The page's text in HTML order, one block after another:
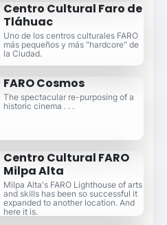
Centro Cultural Faro de
Tláhuac
Uno de los centros culturales FARO
más pequeños y más "hardcore" de
la Ciudad.
FARO Cosmos
The spectacular re-purposing of a
historic cinema . . .
Centro Cultural FARO
Milpa Alta
Milpa Alta's FARO Lighthouse of arts
and skills has been so successful it
expanded to another location. And
here it is.